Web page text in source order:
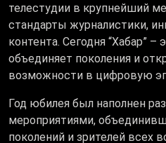
телестудии в крупнейший
стандарты журналистики,
контента. Сегодня “Хабар”
объединяет поколения и
возможности в цифровую
Год юбилея был наполнен
мероприятиями,
поколений и зрителей всех